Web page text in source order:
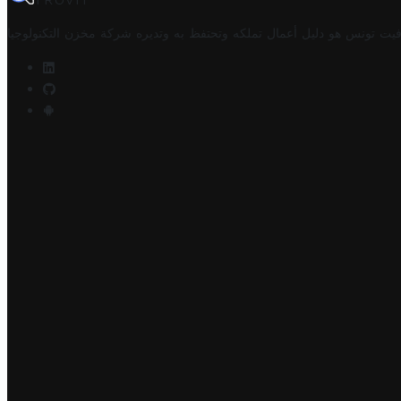
تونس هو دليل أعمال تملكه وتحتفظ به وتديره شركة مخزن التكنولوجيا